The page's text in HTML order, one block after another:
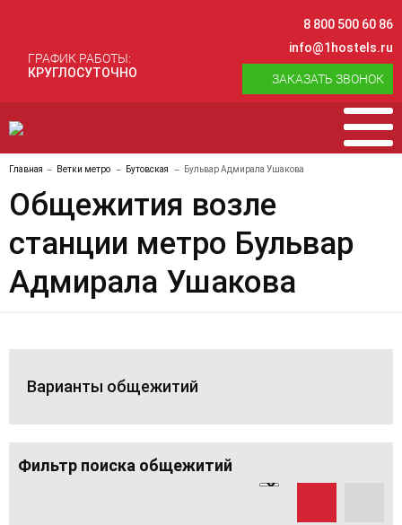
ГРАФИК РАБОТЫ:
КРУГЛОСУТОЧНО
8 800 500 60 86
info@1hostels.ru
ЗАКАЗАТЬ ЗВОНОК
Главная Ветки метро Бутовская Бульвар Адмирала Ушакова
Общежития возле
станции метро Бульвар
Адмирала Ушакова
Варианты общежитий
Фильтр поиска общежитий